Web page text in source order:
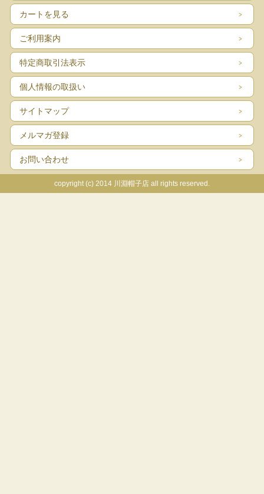
カートを見る
ご利用案内
特定商取引法表示
個人情報の取扱い
サイトマップ
メルマガ登録
お問い合わせ
copyright (c) 2014 川淵帽子店 all rights reserved.